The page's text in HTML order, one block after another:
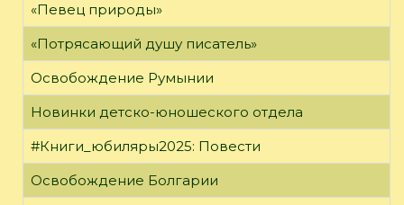
«Певец природы»
«Потрясающий душу писатель»
Освобождение Румынии
Новинки детско-юношеского отдела
#Книги_юбиляры2025: Повести
Освобождение Болгарии